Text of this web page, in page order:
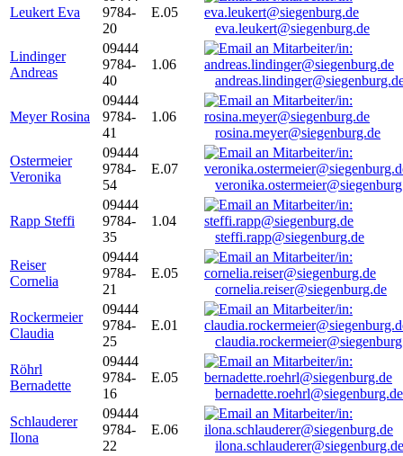
Leukert Eva
9784-
20
E.05
eva.leukert@siegenburg.de
Lindinger
Andreas
09444
9784-
40
1.06
Meyer Rosina
09444
9784-
41
1.06
rosina.meyer@siegenburg.de
Ostermeier
Veronika
09444
9784-
54
E.07
Rapp Steffi
09444
9784-
35
1.04
steffi.rapp@siegenburg.de
Reiser
Cornelia
09444
9784-
21
E.05
cornelia.reiser@siegenburg.de
Rockermeier
Claudia
09444
9784-
25
E.01
Röhrl
Bernadette
09444
9784-
16
E.05
bernadette.roehrl@siegenburg.de
Schlauderer
Ilona
09444
9784-
22
E.06
ilona.schlauderer@siegenburg.de